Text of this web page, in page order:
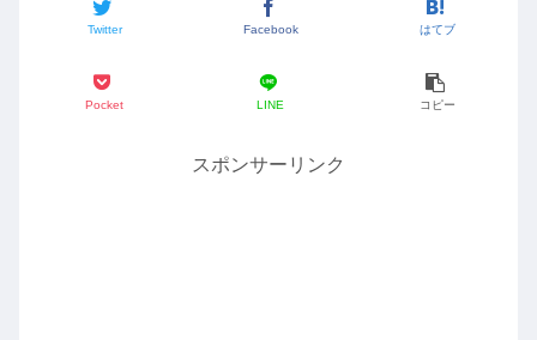
Twitter Facebook はてブ
Pocket LINE コピー
スポンサーリンク